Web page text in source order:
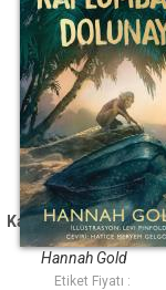
Kaplumbağa Dolunayı
Hannah Gold
Etiket Fiyatı :